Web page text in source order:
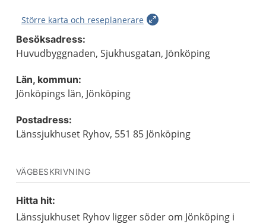
Större karta och reseplanerare
Besöksadress:
Huvudbyggnaden, Sjukhusgatan, Jönköping
Län, kommun:
Jönköpings län, Jönköping
Postadress:
Länssjukhuset Ryhov, 551 85 Jönköping
VÄGBESKRIVNING
Hitta hit:
Länssjukhuset Ryhov ligger söder om Jönköping i